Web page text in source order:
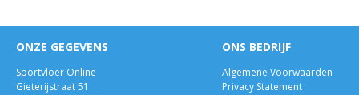
ONZE GEGEVENS
Sportvloer Online
Gieterijstraat 51
ONS BEDRIJF
Algemene Voorwaarden
Privacy Statement